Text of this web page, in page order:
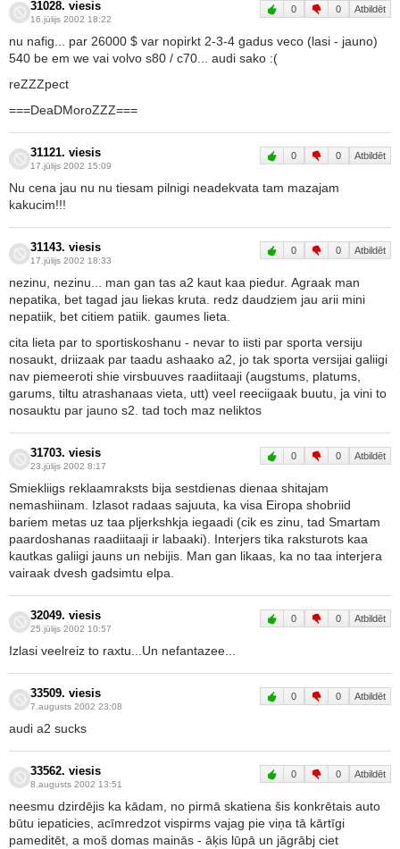
31028. viesis
16.jūlijs 2002 18:22
0 0 Atbildēt
nu nafig... par 26000 $ var nopirkt 2-3-4 gadus veco (lasi - jauno)
540 be em we vai volvo s80 / c70... audi sako :(
reZZZpect
===DeaDMoroZZZ===
31121. viesis
17.jūlijs 2002 15:09
0 0 Atbildēt
Nu cena jau nu nu tiesam pilnigi neadekvata tam mazajam
kakucim!!!
31143. viesis
17.jūlijs 2002 18:33
0 0 Atbildēt
nezinu, nezinu... man gan tas a2 kaut kaa piedur. Agraak man
nepatika, bet tagad jau liekas kruta. redz daudziem jau arii mini
nepatiik, bet citiem patiik. gaumes lieta.
cita lieta par to sportiskoshanu - nevar to iisti par sporta versiju
nosaukt, driizaak par taadu ashaako a2, jo tak sporta versijai galiigi
nav piemeeroti shie virsbuuves raadiitaaji (augstums, platums,
garums, tiltu atrashanaas vieta, utt) veel reeciigaak buutu, ja vini to
nosauktu par jauno s2. tad toch maz neliktos
31703. viesis
23.jūlijs 2002 8:17
0 0 Atbildēt
Smiekliigs reklaamraksts bija sestdienas dienaa shitajam
nemashiinam. Izlasot radaas sajuuta, ka visa Eiropa shobriid
bariem metas uz taa pljerkshkja iegaadi (cik es zinu, tad Smartam
paardoshanas raadiitaaji ir labaaki). Interjers tika raksturots kaa
kautkas galiigi jauns un nebijis. Man gan likaas, ka no taa interjera
vairaak dvesh gadsimtu elpa.
32049. viesis
25.jūlijs 2002 10:57
0 0 Atbildēt
Izlasi veelreiz to raxtu...Un nefantazee...
33509. viesis
7.augusts 2002 23:08
0 0 Atbildēt
audi a2 sucks
33562. viesis
8.augusts 2002 13:51
0 0 Atbildēt
neesmu dzirdējis ka kādam, no pirmā skatiena šis konkrētais auto
būtu iepaticies, acīmredzot vispirms vajag pie viņa tā kārtīgi
pameditēt, a moš domas mainās - āķis lūpā un jāgrābj ciet